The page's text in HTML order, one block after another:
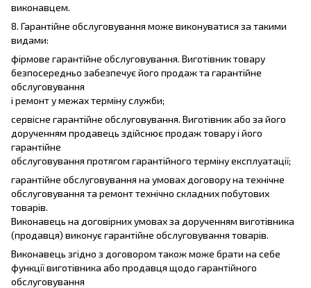
виконавцем.
8. Гарантійне обслуговування може виконуватися за такими
видами:
фірмове гарантійне обслуговування. Виготівник товару
безпосередньо забезпечує його продаж та гарантійне
обслуговування
і ремонт у межах терміну служби;
сервісне гарантійне обслуговування. Виготівник або за його
дорученням продавець здійснює продаж товару і його
гарантійне
обслуговування протягом гарантійного терміну експлуатації;
гарантійне обслуговування на умовах договору на технічне
обслуговування та ремонт технічно складних побутових
товарів.
Виконавець на договірних умовах за дорученням виготівника
(продавця) виконує гарантійне обслуговування товарів.
Виконавець згідно з договором також може брати на себе
функції виготівника або продавця щодо гарантійного
обслуговування